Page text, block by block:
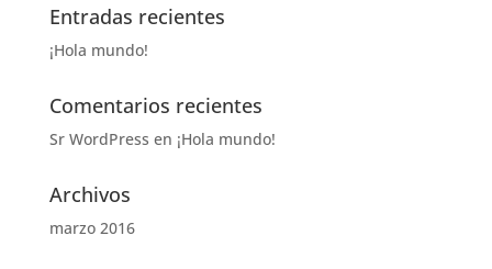
Entradas recientes
¡Hola mundo!
Comentarios recientes
Sr WordPress en ¡Hola mundo!
Archivos
marzo 2016